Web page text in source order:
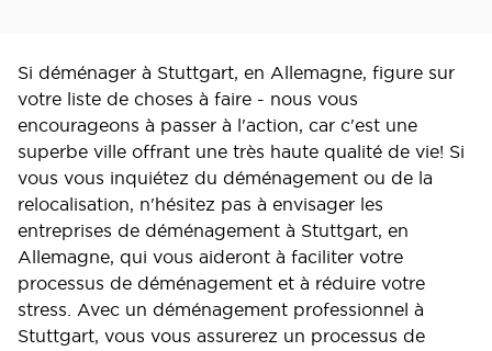
Si déménager à Stuttgart, en Allemagne, figure sur
votre liste de choses à faire - nous vous
encourageons à passer à l'action, car c'est une
superbe ville offrant une très haute qualité de vie! Si
vous vous inquiétez du déménagement ou de la
relocalisation, n'hésitez pas à envisager les
entreprises de déménagement à Stuttgart, en
Allemagne, qui vous aideront à faciliter votre
processus de déménagement et à réduire votre
stress. Avec un déménagement professionnel à
Stuttgart, vous vous assurerez un processus de